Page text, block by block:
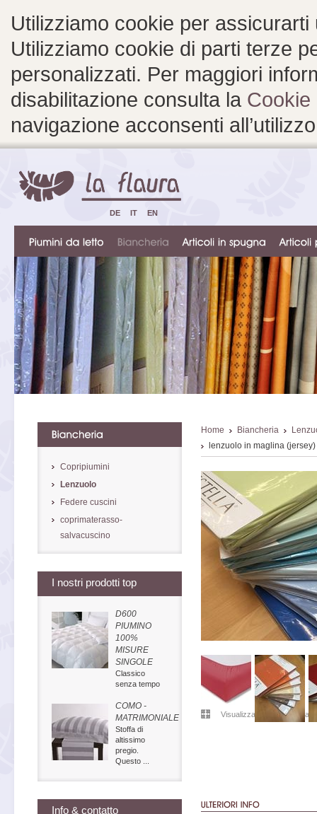
Utilizziamo cookie per
Utilizziamo cookie di parti terze
personalizzati. Per maggiori
disabilitazione consulta la Cookie
navigazione acconsenti
Home Biancheria
lenzuolo in maglina
Visualizzare in grandezza
Copripiumini
Lenzuolo
Federe cuscini
coprimaterasso-
salvacuscino
I nostri prodotti top
D600
PIUMINO
100%
MISURE
SINGOLE
Classico
senza tempo
COMO -
MATRIMONIALE
Stoffa di
altissimo
pregio.
Questo ...
Info & contatto
DE IT EN